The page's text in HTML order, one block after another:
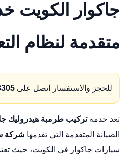
جاكوار الكويت
متقدمة لنظام
للحجز والاستفسار اتصل على
تعد خدمةتركيب طرمبة هيدروليك
الصيانة المتقدمة التي تقدمها شركة
سيارات جاكوار في الكويت، حيث